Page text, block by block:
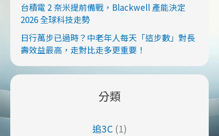
台積電 2 奈米提前備戰，Blackwell 產能決定
2026 全球科技走勢
日行萬步已過時？中老年人每天「這步數」對長
壽效益最高，走對比走多更重要！
分類
追3C (1)